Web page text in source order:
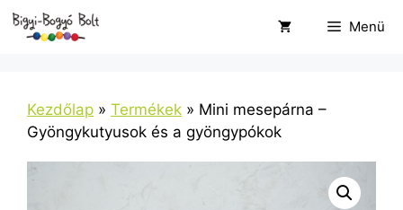
Kilépés
Menü
Kezdőlap » Termékek » Mini mesepárna –
Gyöngykutyusok és a gyöngypókok